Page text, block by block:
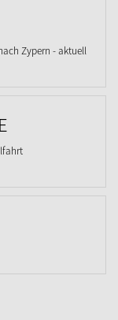
Zypern - aktuell